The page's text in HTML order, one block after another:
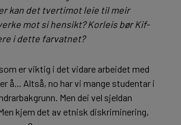
kan det tvertimot leie til meir
mot si hensikt? Korleis bør Kif-
i dette farvatnet?
er viktig i det vidare arbeidet med
å... Altså, no har vi mange studentar i
Men dei vel sjeldan
kjem det av etnisk diskriminering,